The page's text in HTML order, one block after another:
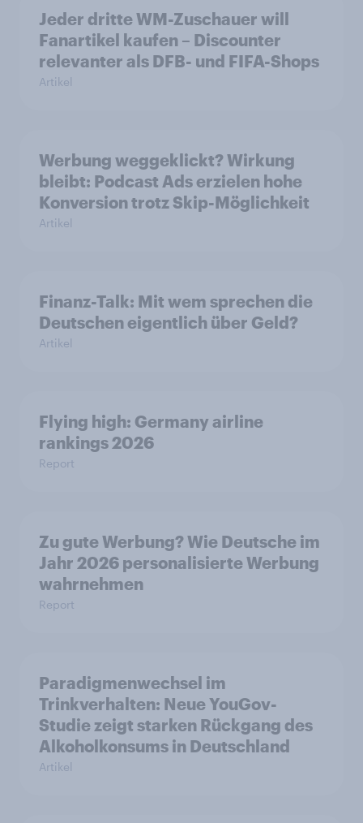
Jeder dritte WM-Zuschauer will
Fanartikel kaufen – Discounter
relevanter als DFB- und FIFA-Shops
Artikel
Werbung weggeklickt? Wirkung
bleibt: Podcast Ads erzielen hohe
Konversion trotz Skip-Möglichkeit
Artikel
Finanz-Talk: Mit wem sprechen die
Deutschen eigentlich über Geld?
Artikel
Flying high: Germany airline
rankings 2026
Report
Zu gute Werbung? Wie Deutsche im
Jahr 2026 personalisierte Werbung
wahrnehmen
Report
Paradigmenwechsel im
Trinkverhalten: Neue YouGov-
Studie zeigt starken Rückgang des
Alkoholkonsums in Deutschland
Artikel